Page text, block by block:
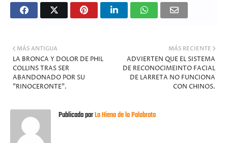
MÁS RECIENTE
ADVIERTEN QUE EL SISTEMA
DE RECONOCIMEINTO FACIAL
DE LARRETA NO FUNCIONA
CON CHINOS.
MÁS ANTIGUA
LA BRONCA Y DOLOR DE PHIL
COLLINS TRAS SER
ABANDONADO POR SU
"RINOCERONTE".
Publicado porLa Hiena de la Palabrota